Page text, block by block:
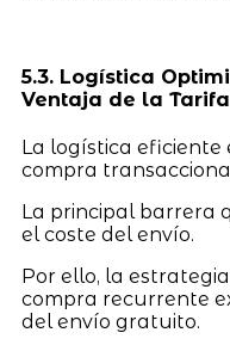
5.3. Logística
Ventaja de la
La logística
compra
La principal barrera
el coste del envío.
Por ello, la
compra recurrente
del envío gratuito.